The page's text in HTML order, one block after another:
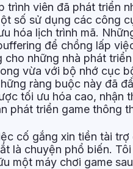
trình viên đã phát triển
số sử dụng các công
hóa lịch trình mã.
để chồng lấp
cho những nhà phát
vừa với bộ nhớ cục
ràng buộc này đã
tối ưu hóa cao, nhận
phát triển game thông
cố gắng xin tiền tài
là chuyện phổ biến.
một máy chơi game